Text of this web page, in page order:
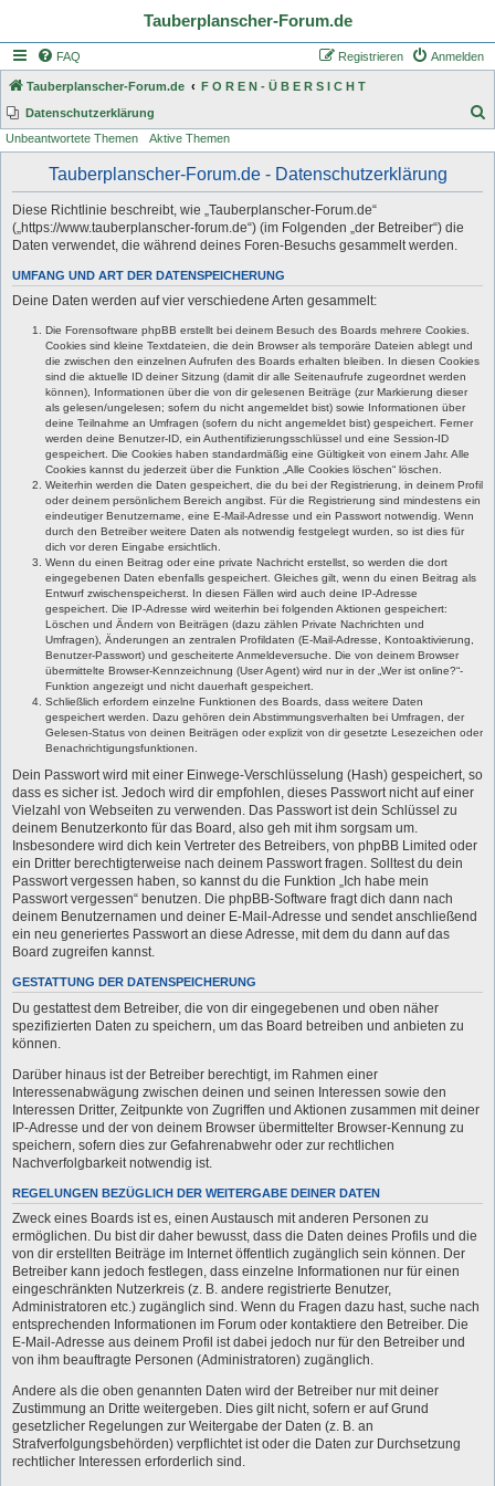
Tauberplanscher-Forum.de
FAQ Anmelden
Registrieren
Tauberplanscher-Forum.de
F O R E N - Ü B E R S I C H T
Datenschutzerklärung
Unbeantwortete Themen Aktive Themen
Tauberplanscher-Forum.de - Datenschutzerklärung
Diese Richtlinie beschreibt, wie „Tauberplanscher-Forum.de“
(„https://www.tauberplanscher-forum.de“) (im Folgenden „der Betreiber“) die
Daten verwendet, die während deines Foren-Besuchs gesammelt werden.
UMFANG UND ART DER DATENSPEICHERUNG
Deine Daten werden auf vier verschiedene Arten gesammelt:
Die Forensoftware phpBB erstellt bei deinem Besuch des Boards mehrere Cookies.
Cookies sind kleine Textdateien, die dein Browser als temporäre Dateien ablegt und
die zwischen den einzelnen Aufrufen des Boards erhalten bleiben. In diesen Cookies
sind die aktuelle ID deiner Sitzung (damit dir alle Seitenaufrufe zugeordnet werden
können), Informationen über die von dir gelesenen Beiträge (zur Markierung dieser
als gelesen/ungelesen; sofern du nicht angemeldet bist) sowie Informationen über
deine Teilnahme an Umfragen (sofern du nicht angemeldet bist) gespeichert. Ferner
werden deine Benutzer-ID, ein Authentifizierungsschlüssel und eine Session-ID
gespeichert. Die Cookies haben standardmäßig eine Gültigkeit von einem Jahr. Alle
Cookies kannst du jederzeit über die Funktion „Alle Cookies löschen“ löschen.
Weiterhin werden die Daten gespeichert, die du bei der Registrierung, in deinem Profil
oder deinem persönlichem Bereich angibst. Für die Registrierung sind mindestens ein
eindeutiger Benutzername, eine E-Mail-Adresse und ein Passwort notwendig. Wenn
durch den Betreiber weitere Daten als notwendig festgelegt wurden, so ist dies für
dich vor deren Eingabe ersichtlich.
Wenn du einen Beitrag oder eine private Nachricht erstellst, so werden die dort
eingegebenen Daten ebenfalls gespeichert. Gleiches gilt, wenn du einen Beitrag als
Entwurf zwischenspeicherst. In diesen Fällen wird auch deine IP-Adresse
gespeichert. Die IP-Adresse wird weiterhin bei folgenden Aktionen gespeichert:
Löschen und Ändern von Beiträgen (dazu zählen Private Nachrichten und
Umfragen), Änderungen an zentralen Profildaten (E-Mail-Adresse, Kontoaktivierung,
Benutzer-Passwort) und gescheiterte Anmeldeversuche. Die von deinem Browser
übermittelte Browser-Kennzeichnung (User Agent) wird nur in der „Wer ist online?“-
Funktion angezeigt und nicht dauerhaft gespeichert.
Schließlich erfordern einzelne Funktionen des Boards, dass weitere Daten
gespeichert werden. Dazu gehören dein Abstimmungsverhalten bei Umfragen, der
Gelesen-Status von deinen Beiträgen oder explizit von dir gesetzte Lesezeichen oder
Benachrichtigungsfunktionen.
Dein Passwort wird mit einer Einwege-Verschlüsselung (Hash) gespeichert, so
dass es sicher ist. Jedoch wird dir empfohlen, dieses Passwort nicht auf einer
Vielzahl von Webseiten zu verwenden. Das Passwort ist dein Schlüssel zu
deinem Benutzerkonto für das Board, also geh mit ihm sorgsam um.
Insbesondere wird dich kein Vertreter des Betreibers, von phpBB Limited oder
ein Dritter berechtigterweise nach deinem Passwort fragen. Solltest du dein
Passwort vergessen haben, so kannst du die Funktion „Ich habe mein
Passwort vergessen“ benutzen. Die phpBB-Software fragt dich dann nach
deinem Benutzernamen und deiner E-Mail-Adresse und sendet anschließend
ein neu generiertes Passwort an diese Adresse, mit dem du dann auf das
Board zugreifen kannst.
GESTATTUNG DER DATENSPEICHERUNG
Du gestattest dem Betreiber, die von dir eingegebenen und oben näher
spezifizierten Daten zu speichern, um das Board betreiben und anbieten zu
können.
Darüber hinaus ist der Betreiber berechtigt, im Rahmen einer
Interessenabwägung zwischen deinen und seinen Interessen sowie den
Interessen Dritter, Zeitpunkte von Zugriffen und Aktionen zusammen mit deiner
IP-Adresse und der von deinem Browser übermittelter Browser-Kennung zu
speichern, sofern dies zur Gefahrenabwehr oder zur rechtlichen
Nachverfolgbarkeit notwendig ist.
REGELUNGEN BEZÜGLICH DER WEITERGABE DEINER DATEN
Zweck eines Boards ist es, einen Austausch mit anderen Personen zu
ermöglichen. Du bist dir daher bewusst, dass die Daten deines Profils und die
von dir erstellten Beiträge im Internet öffentlich zugänglich sein können. Der
Betreiber kann jedoch festlegen, dass einzelne Informationen nur für einen
eingeschränkten Nutzerkreis (z. B. andere registrierte Benutzer,
Administratoren etc.) zugänglich sind. Wenn du Fragen dazu hast, suche nach
entsprechenden Informationen im Forum oder kontaktiere den Betreiber. Die
E-Mail-Adresse aus deinem Profil ist dabei jedoch nur für den Betreiber und
von ihm beauftragte Personen (Administratoren) zugänglich.
Andere als die oben genannten Daten wird der Betreiber nur mit deiner
Zustimmung an Dritte weitergeben. Dies gilt nicht, sofern er auf Grund
gesetzlicher Regelungen zur Weitergabe der Daten (z. B. an
Strafverfolgungsbehörden) verpflichtet ist oder die Daten zur Durchsetzung
rechtlicher Interessen erforderlich sind.